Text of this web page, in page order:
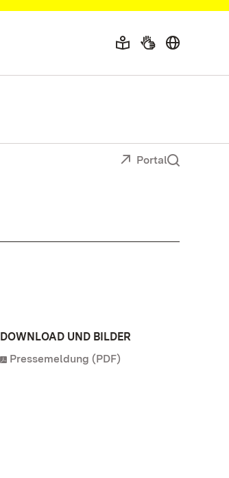
Portal
DOWNLOAD UND BILDER
Pressemeldung (PDF)